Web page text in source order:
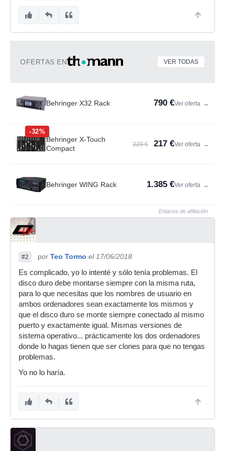
OFERTAS EN VER TODAS
Behringer X32 Rack 790 €Ver oferta →
-32%
Behringer X-Touch
Compact
320 € 217 €Ver oferta →
Behringer WING Rack 1.385 €Ver oferta →
Enlaces de afiliación
#2 por Teo Tormo el 17/06/2018
Es complicado, yo lo intenté y sólo tenía problemas. El
disco duro debe montarse siempre con la misma ruta,
para lo que necesitas que los nombres de usuario en
ambos ordenadores sean exactamente los mismos y
que el disco duro se monte siempre conectado al mismo
puerto y exactamente igual. Mismas versiones de
sistema operativo... prácticamente los dos ordenadores
donde lo hagas tienen que ser clones para que no tengas
problemas.
Yo no lo haría.